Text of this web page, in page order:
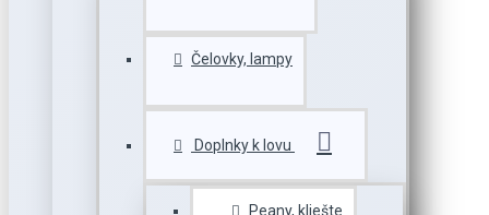
Čelovky, lampy
Doplnky k lovu
Peany, kliešte